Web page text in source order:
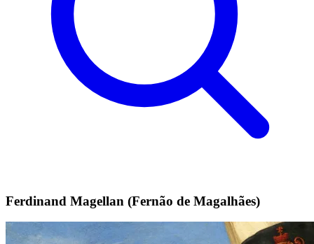
Ferdinand Magellan (Fernão de Magalhães)